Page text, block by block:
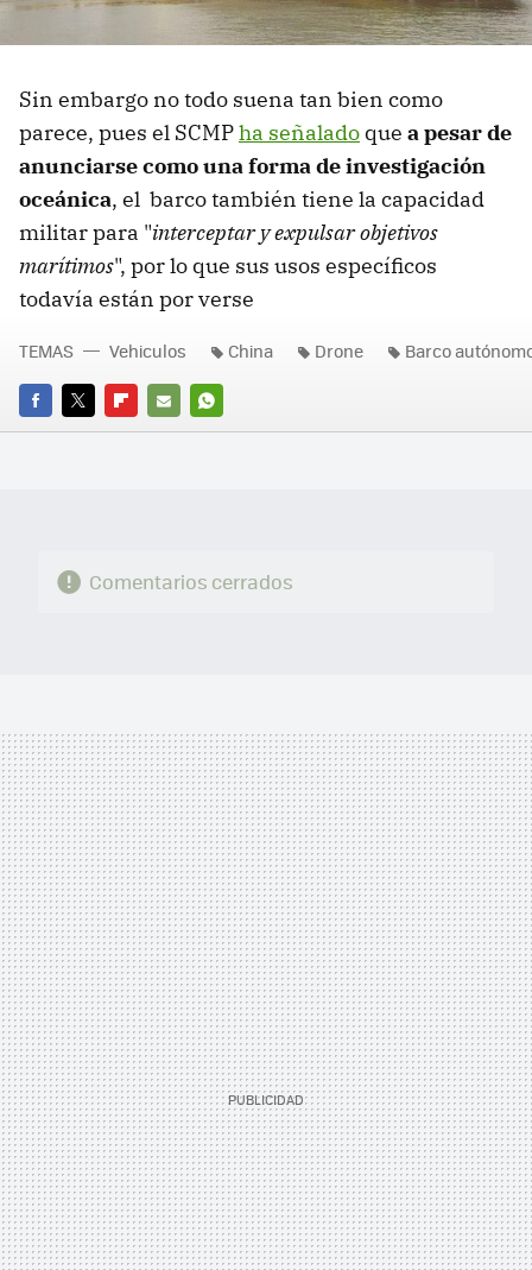
Sin embargo no todo suena tan bien como
parece, pues el SCMPha señalado que a pesar de
anunciarse como una forma de investigación
oceánica, el barco también tiene la capacidad
militar para "interceptar y expulsar objetivos
marítimos", por lo que sus usos específicos
todavía están por verse
FACEBOOK
TWITTERFLIPBOARD
E-
WHATSAPP
TEMAS Vehiculos China Drone Barco
Comentarios cerrados